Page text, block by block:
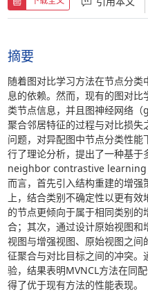
摘要
随着图对比学习方法在节点分
息的依赖。然而，现有的图对
类节点信息，并且图神经网络
聚合邻居特征的过程与对比损
问题，对异配图中节点分类性
行了理论分析，提出了一种基
neighbor contrastive learning
而言，首先引入结构重建的增
上，结合类别不确定性以更有
的节点更倾向于属于相同类别
合；其次，通过设计原始视图
视图与增强视图、原始视图之
征聚合与对比目标之间的冲突
验，结果表明MVNCL方法在同
得了优于现有方法的性能表现。